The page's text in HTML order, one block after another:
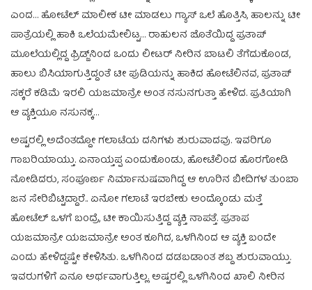
ಎಂದ… ಹೋಟೆಲ್ ಮಾಲೀಕ ಟೀ ಮಾಡಲು ಗ್ಯಾಸ್ ಒಲೆ ಹೊತ್ತಿಸಿ, ಹಾಲನ್ನು ಟೀ
ಪಾತ್ರೆಯಲ್ಲಿ ಹಾಕಿ ಒಲೆಯಮೇಲಿಟ್ಟ… ರಾಹುಲನ ಜೊತೆಯಿದ್ದ ಪ್ರತಾಪ್
ಮೂಲೆಯಲ್ಲಿದ್ದ ಫ್ರಿಡ್ಜ್‌ನಿಂದ ಒಂದು ಲೀಟರ್ ನೀರಿನ ಬಾಟಲಿ ತೆಗೆದುಕೊಂಡ,
ಹಾಲು ಬಿಸಿಯಾಗುತ್ತಿದ್ದಂತೆ ಟೀ ಪುಡಿಯನ್ನು ಹಾಕಿದ ಹೋಟೆಲಿನವ, ಪ್ರತಾಪ್
ಸಕ್ಕರೆ ಕಡಿಮೆ ಇರಲಿ ಯಜಮಾನ್ರೇ ಅಂತ ನಸುನಗುತ್ತಾ ಹೇಳಿದ. ಪ್ರತಿಯಾಗಿ
ಆ ವ್ಯಕ್ತಿಯೂ ನಸುನಕ್ಕ…
ಅಷ್ಟರಲ್ಲಿ ಅದೆಂತದ್ದೋ ಗಲಾಟೆಯ ದನಿಗಳು ಶುರುವಾದವು. ಇವರಿಗೂ
ಗಾಬರಿಯಾಯ್ತು. ಏನಾಯ್ತಪ್ಪ ಎಂದುಕೊಂಡು, ಹೋಟೆಲಿಂದ ಹೊರಗೋಡಿ
ನೋಡಿದರು, ಸಂಪೂರ್ಣ ನಿರ್ಮಾನುಷವಾಗಿದ್ದ ಆ ಊರಿನ ಬೀದಿಗಳ ತುಂಬಾ
ಜನ ಸೇರಿಬಿಟ್ಟಿದ್ದಾರೆ.. ಏನೋ ಗಲಾಟೆ ಇರಬೇಕು ಅಂದ್ಕೊಂಡು ಮತ್ತೆ
ಹೋಟೆಲ್ ಒಳಗೆ ಬಂದ್ರೆ, ಟೀ ಕಾಯಿಸುತ್ತಿದ್ದ ವ್ಯಕ್ತಿ ನಾಪತ್ತೆ. ಪ್ರತಾಪ
ಯಜಮಾನ್ರೇ ಯಜಮಾನ್ರೇ ಅಂತ ಕೂಗಿದ, ಒಳಗಿನಿಂದ ಆ ವ್ಯಕ್ತಿ ಬಂದೇ
ಎಂದು ಹೇಳಿದ್ದಷ್ಟೇ ಕೇಳಿಸಿತು. ಒಳಗಿನಿಂದ ದಡಬಡಾಂತ ಶಬ್ದ ಶುರುವಾಯ್ತು.
ಇವರುಗಳಿಗೆ ಏನೂ ಅರ್ಥವಾಗುತ್ತಿಲ್ಲ. ಅಷ್ಟರಲ್ಲಿ ಒಳಗಿನಿಂದ ಖಾಲಿ ನೀರಿನ